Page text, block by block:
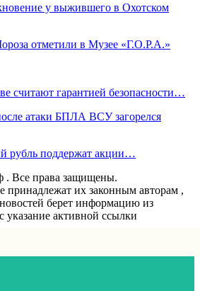
у выжившего в Охотском
отметили в Музее «Г.О.Р.А.»
считают гарантией безопасности…
атаки БПЛА ВСУ загорелся
рубль поддержат акции…
. Все права защищены.
принадлежат их законным авторам ,
берет информацию из
указание активной ссылки